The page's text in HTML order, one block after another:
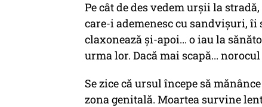
Pe cât de des vedem urșii la
care-i ademenesc cu sandvișuri, îi
claxonează și-apoi... o iau la
urma lor. Dacă mai scapă...
Se zice că ursul începe să
zona genitală. Moartea survine